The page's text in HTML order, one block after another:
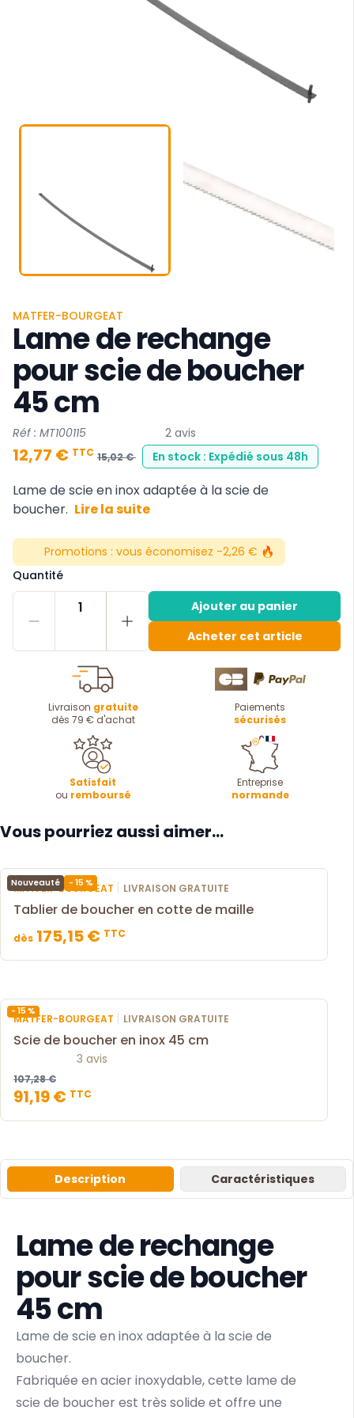
MATFER-BOURGEAT
Lame de rechange
pour scie de boucher
45 cm
Réf : MT100115 2 avis
12,77 € TTC 15,02 € En stock : Expédié sous 48h
Lame de scie en inox adaptée à la scie de
boucher. Lire la suite
Promotions : vous économisez -2,26 € 🔥
Quantité
1
Ajouter au panier
Acheter cet article
Livraison gratuite
dès 79 € d'achat
Paiements
sécurisés
Satisfait
ou remboursé
Entreprise
normande
Vous pourriez aussi aimer...
Nouveauté - 15 %
MATFER-BOURGEAT | LIVRAISON GRATUITE
Tablier de boucher en cotte de maille
dès 175,15 € TTC
- 15 %
MATFER-BOURGEAT | LIVRAISON GRATUITE
Scie de boucher en inox 45 cm
3 avis
107,28 €
91,19 € TTC
Description Caractéristiques
Lame de rechange
pour scie de boucher
45 cm
Lame de scie en inox adaptée à la scie de
boucher.
Fabriquée en acier inoxydable, cette lame de
scie de boucher est très solide et offre une